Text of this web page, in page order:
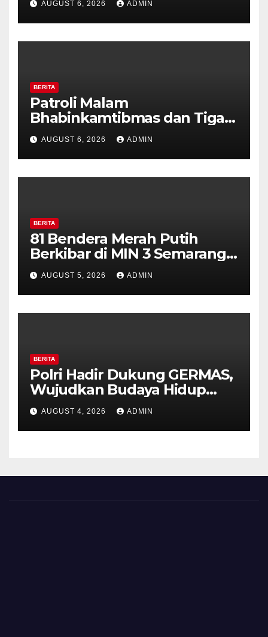
Perkuat Kamtibmas, Warga
Diajak Aktifkan Ronda
AUGUST 6, 2026 ADMIN
BERITA
Patroli Malam
Bhabinkamtibmas dan Tiga
Pilar Kelurahan Ungaran
Perkuat Kamtibmas, Warga
Diajak Aktifkan Ronda
AUGUST 6, 2026 ADMIN
BERITA
81 Bendera Merah Putih
Berkibar di MIN 3 Semarang,
Bhabinkamtibmas Desa
Timpik Hadiri Peringatan
HUT ke-81 Kemerdekaan RI
AUGUST 5, 2026 ADMIN
BERITA
Polri Hadir Dukung GERMAS,
Wujudkan Budaya Hidup
Sehat di Kecamatan Pabelan
AUGUST 4, 2026 ADMIN